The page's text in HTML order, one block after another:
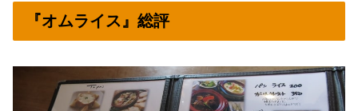
『オムライス』総評